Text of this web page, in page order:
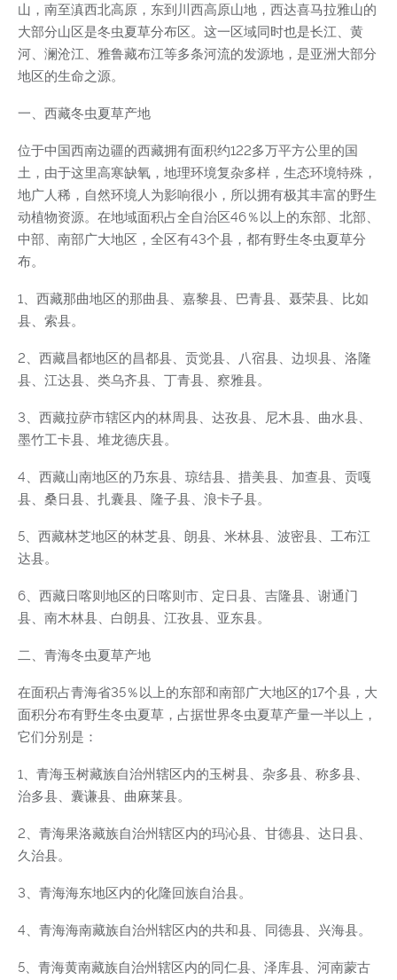
山，南至滇西北高原，东到川西高原山地，西达喜马拉雅山的
大部分山区是冬虫夏草分布区。这一区域同时也是长江、黄
河、澜沧江、雅鲁藏布江等多条河流的发源地，是亚洲大部分
地区的生命之源。
一、西藏冬虫夏草产地
位于中国西南边疆的西藏拥有面积约122多万平方公里的国
土，由于这里高寒缺氧，地理环境复杂多样，生态环境特殊，
地广人稀，自然环境人为影响很小，所以拥有极其丰富的野生
动植物资源。在地域面积占全自治区46％以上的东部、北部、
中部、南部广大地区，全区有43个县，都有野生冬虫夏草分
布。
1、西藏那曲地区的那曲县、嘉黎县、巴青县、聂荣县、比如
县、索县。
2、西藏昌都地区的昌都县、贡觉县、八宿县、边坝县、洛隆
县、江达县、类乌齐县、丁青县、察雅县。
3、西藏拉萨市辖区内的林周县、达孜县、尼木县、曲水县、
墨竹工卡县、堆龙德庆县。
4、西藏山南地区的乃东县、琼结县、措美县、加查县、贡嘎
县、桑日县、扎囊县、隆子县、浪卡子县。
5、西藏林芝地区的林芝县、朗县、米林县、波密县、工布江
达县。
6、西藏日喀则地区的日喀则市、定日县、吉隆县、谢通门
县、南木林县、白朗县、江孜县、亚东县。
二、青海冬虫夏草产地
在面积占青海省35％以上的东部和南部广大地区的17个县，大
面积分布有野生冬虫夏草，占据世界冬虫夏草产量一半以上，
它们分别是：
1、青海玉树藏族自治州辖区内的玉树县、杂多县、称多县、
治多县、囊谦县、曲麻莱县。
2、青海果洛藏族自治州辖区内的玛沁县、甘德县、达日县、
久治县。
3、青海海东地区内的化隆回族自治县。
4、青海海南藏族自治州辖区内的共和县、同德县、兴海县。
5、青海黄南藏族自治州辖区内的同仁县、泽库县、河南蒙古